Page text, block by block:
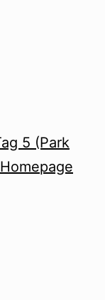
5 (Park